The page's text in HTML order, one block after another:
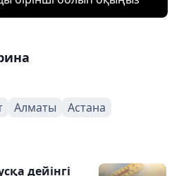
Алматы Астана
дейінгі